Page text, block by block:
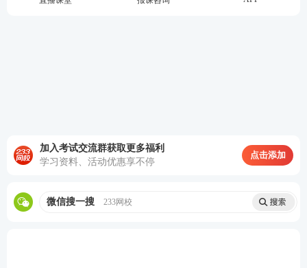
加入考试交流群获取更多福利
学习资料、活动优惠享不停
点击添加
微信搜一搜 233网校